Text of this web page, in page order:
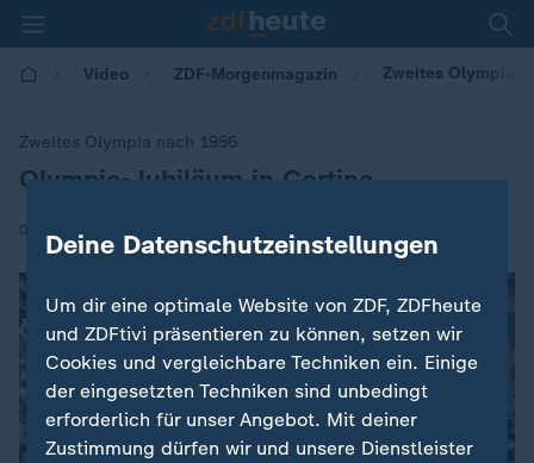
Video ZDF-Morgenmagazin Zweites Olympia
Zweites Olympia nach 1956
:
Olympia-Jubiläum in Cortina
06.02.2026 | 05:30
Deine Datenschutzeinstellungen
Um dir eine optimale Website von ZDF, ZDFheute
und ZDFtivi präsentieren zu können, setzen wir
Cookies und vergleichbare Techniken ein. Einige
der eingesetzten Techniken sind unbedingt
erforderlich für unser Angebot. Mit deiner
Zustimmung dürfen wir und unsere Dienstleister